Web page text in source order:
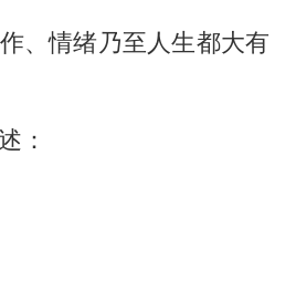
、情绪乃至人生都大有
：